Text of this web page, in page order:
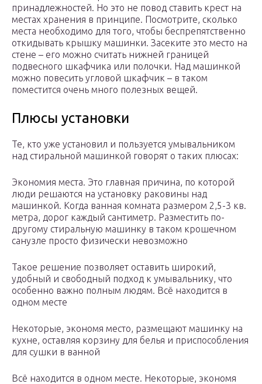
принадлежностей. Но это не повод ставить крест на
местах хранения в принципе. Посмотрите, сколько
места необходимо для того, чтобы беспрепятственно
откидывать крышку машинки. Засеките это место на
стене – его можно считать нижней границей
подвесного шкафчика или полочки. Над машинкой
можно повесить угловой шкафчик – в таком
поместится очень много полезных вещей.
Плюсы установки
Те, кто уже установил и пользуется умывальником
над стиральной машинкой говорят о таких плюсах:
Экономия места. Это главная причина, по которой
люди решаются на установку раковины над
машинкой. Когда ванная комната размером 2,5-3 кв.
метра, дорог каждый сантиметр. Разместить по-
другому стиральную машинку в таком крошечном
санузле просто физически невозможно
Такое решение позволяет оставить широкий,
удобный и свободный подход к умывальнику, что
особенно важно полным людям. Всё находится в
одном месте
Некоторые, экономя место, размещают машинку на
кухне, оставляя корзину для белья и приспособления
для сушки в ванной
Всё находится в одном месте. Некоторые, экономя